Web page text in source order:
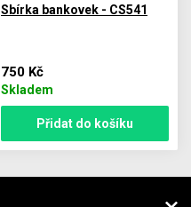
Sbírka bankovek - CS541
750 Kč
Skladem
Přidat do košíku